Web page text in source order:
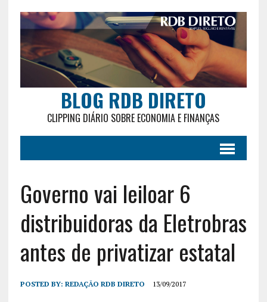
BLOG RDB DIRETO
CLIPPING DIÁRIO SOBRE ECONOMIA E FINANÇAS
Governo vai leiloar 6
distribuidoras da Eletrobras
antes de privatizar estatal
POSTED BY: REDAÇÃO RDB DIRETO 13/09/2017